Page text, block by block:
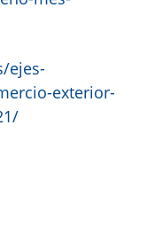
ejes-
exterior-